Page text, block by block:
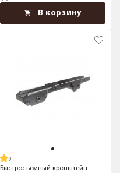
В корзину
Быстросъемный кронштейн